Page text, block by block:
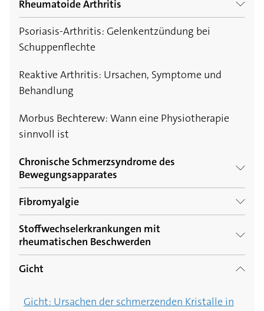
Rheumatoide Arthritis
Rheumatoide Arthritis: Welche Symptome hat
man bei Arthritis?
Rheumatoide Arthritis und Ernährung: Was
darf man nicht essen, wenn man Arthritis hat?
Psoriasis-Arthritis: Gelenkentzündung bei
Schuppenflechte
Reaktive Arthritis: Ursachen, Symptome und
Behandlung
Morbus Bechterew: Wann eine Physiotherapie
sinnvoll ist
Chronische Schmerzsyndrome des
Bewegungsapparates
Karpaltunnelsyndrom: 5 Ursachen und
Risikofaktoren
Fibromyalgie
Fibromyalgie: Was ist das?
Fibromyalgie: Diagnose der Schmerzkrankheit
Weichteilrheuma
Stoffwechselerkrankungen mit
rheumatischen Beschwerden
Stoffwechselerkrankungen mit rheumatischen
Gicht
Gicht: Ursachen der schmerzenden Kristalle in